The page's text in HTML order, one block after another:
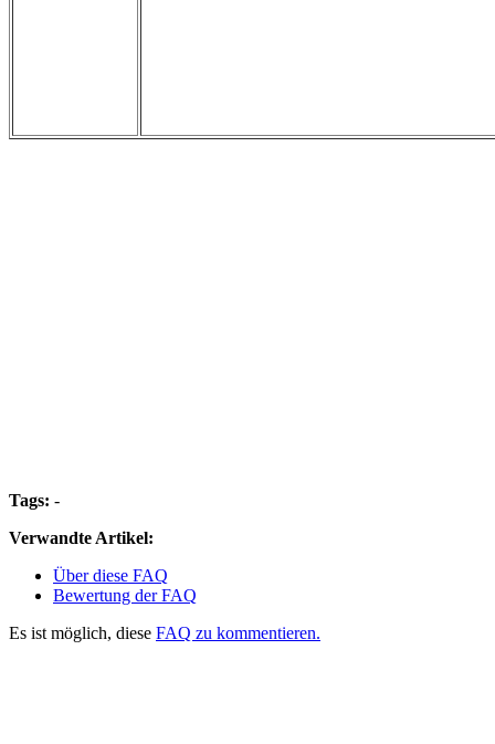
Tags: -
Verwandte Artikel:
Über diese FAQ
Bewertung der FAQ
Es ist möglich, diese FAQ zu kommentieren.